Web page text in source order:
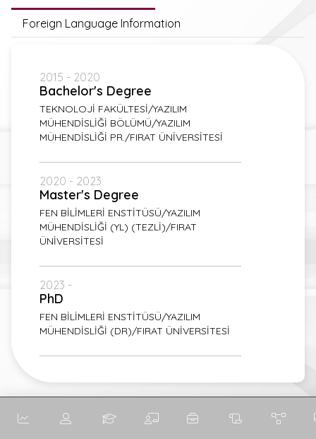
Foreign Language Information
2015 - 2020
Bachelor's Degree
TEKNOLOJİ FAKÜLTESİ/YAZILIM
MÜHENDİSLİĞİ BÖLÜMÜ/YAZILIM
MÜHENDİSLİĞİ PR./FIRAT ÜNİVERSİTESİ
2020 - 2023
Master's Degree
FEN BİLİMLERİ ENSTİTÜSÜ/YAZILIM
MÜHENDİSLİĞİ (YL) (TEZLİ)/FIRAT
ÜNİVERSİTESİ
2023 -
PhD
FEN BİLİMLERİ ENSTİTÜSÜ/YAZILIM
MÜHENDİSLİĞİ (DR)/FIRAT ÜNİVERSİTESİ